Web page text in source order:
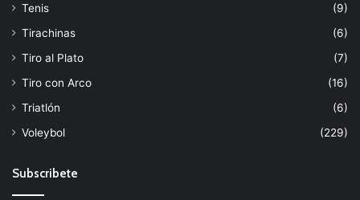
Tenis
(9)
Tirachinas
(6)
Tiro al Plato
(7)
Tiro con Arco
(16)
Triatlón
(6)
Voleybol
(229)
Subscribete